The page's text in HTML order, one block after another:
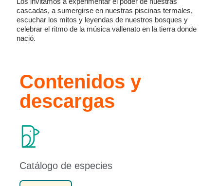
cascadas, a sumergirse en nuestras piscinas termales,
escuchar los mitos y leyendas de nuestros bosques y
celebrar el ritmo de la música vallenato en la tierra donde
nació.
Contenidos y
descargas
Catálogo de especies